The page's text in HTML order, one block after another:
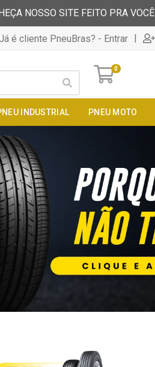
NOSSO SITE FEITO PRA VOCÊ
é cliente PneuBras? - Entrar |
0
INDUSTRIAL PNEU MOTO